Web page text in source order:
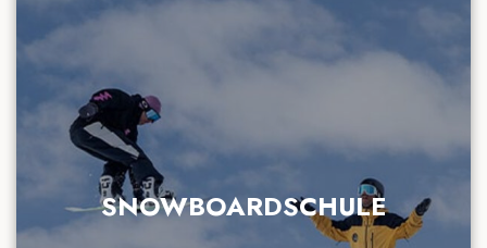
SNOWBOARDSCHULE